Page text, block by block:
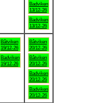
Badviken
13/12-26
Badviken
13/12-26
Båtviken
19/12-26
Badviken
19/12-26
Båtviken
20/12-26
Båtviken
20/12-26
Badviken
20/12-26
Badviken
20/12-26